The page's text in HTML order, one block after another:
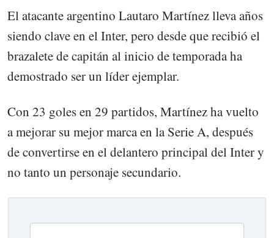
El atacante argentino Lautaro Martínez lleva años
siendo clave en el Inter, pero desde que recibió el
brazalete de capitán al inicio de temporada ha
demostrado ser un líder ejemplar.
Con 23 goles en 29 partidos, Martínez ha vuelto
a mejorar su mejor marca en la Serie A, después
de convertirse en el delantero principal del Inter y
no tanto un personaje secundario.